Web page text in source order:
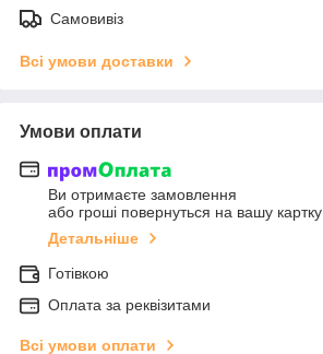
Самовивіз
Всі умови доставки
Умови оплати
Ви отримаєте замовлення
або гроші повернуться на вашу картку
Детальніше
Готівкою
Оплата за реквізитами
Всі умови оплати